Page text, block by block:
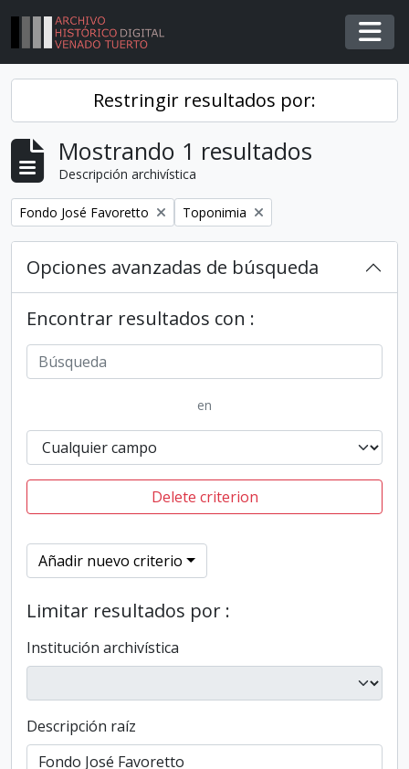
Skip to main content
Restringir resultados por:
Mostrando 1 resultados
Descripción archivística
Remover filtro
Fondo José Favoretto Remover filtro
Toponimia
Opciones avanzadas de búsqueda
Encontrar resultados con :
en
Delete criterion
Añadir nuevo criterio
Limitar resultados por :
Institución archivística
Descripción raíz